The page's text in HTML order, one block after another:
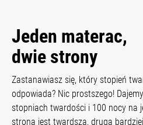
Jeden materac,
dwie strony
Zastanawiasz się, który stopień
odpowiada? Nic prostszego!
stopniach twardości i 100 nocy na
strona jest twardsza, druga